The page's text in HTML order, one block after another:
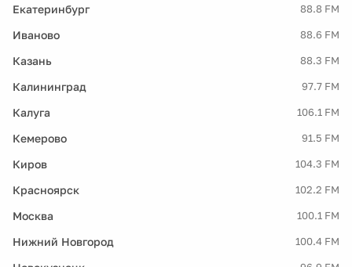
Екатеринбург 88.8 FM
Иваново 88.6 FM
Казань 88.3 FM
Калининград 97.7 FM
Калуга 106.1 FM
Кемерово 91.5 FM
Киров 104.3 FM
Красноярск 102.2 FM
Москва 100.1 FM
Нижний Новгород 100.4 FM